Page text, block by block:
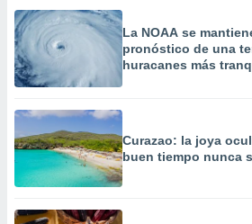
La NOAA se
pronóstico de una
huracanes más
Curazao: la joya
buen tiempo nunca